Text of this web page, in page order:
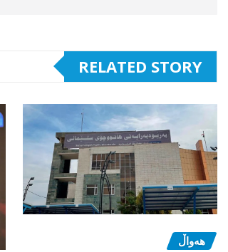
RELATED STORY
هەواڵ